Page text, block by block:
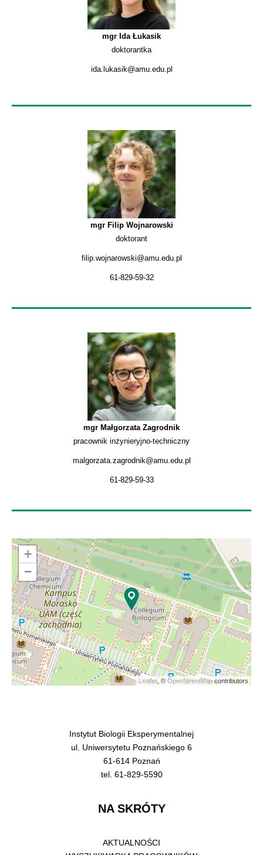
mgr Ida Łukasik
doktorantka
ida.lukasik@amu.edu.pl
mgr Filip Wojnarowski
doktorant
filip.wojnarowski@amu.edu.pl
61-829-59-32
mgr Małgorzata Zagrodnik
pracownik inżynieryjno-techniczny
malgorzata.zagrodnik@amu.edu.pl
61-829-59-33
+
−
Leaflet, ©OpenStreetMapcontributors
Instytut Biologii Eksperymentalnej
ul. Uniwersytetu Poznańskiego 6
61-614 Poznań
tel. 61-829-5590
NA SKRÓTY
AKTUALNOŚCI